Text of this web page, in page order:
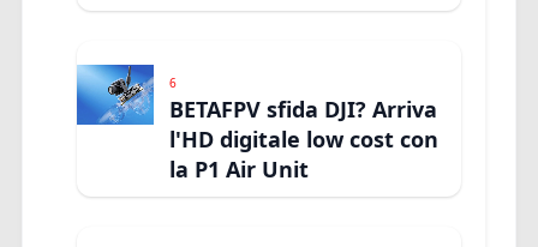
6
BETAFPV sfida DJI? Arriva
l'HD digitale low cost con
la P1 Air Unit